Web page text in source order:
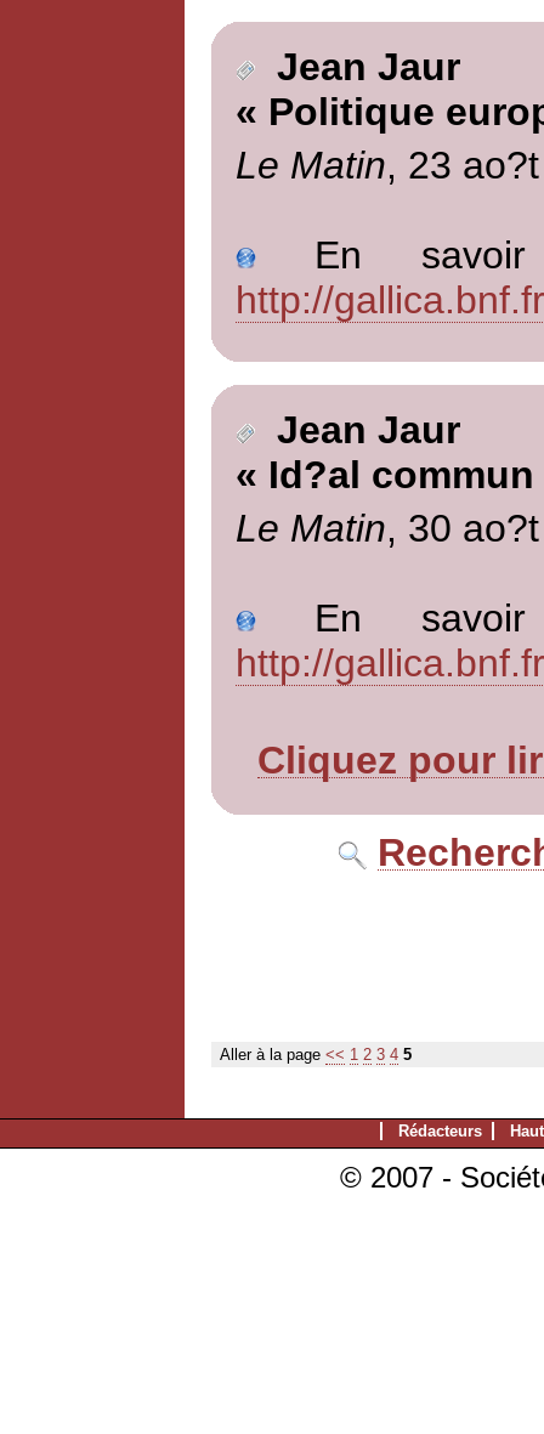
Jean Jaur
« Politique
Le Matin, 23
En savoir
http://
Jean Jaur
« Id?al commun
Le Matin, 30
En savoir
http://
Cliquez pour
Aller à la page << 1 2 3 4 5
Rédacteurs
© 2007 -